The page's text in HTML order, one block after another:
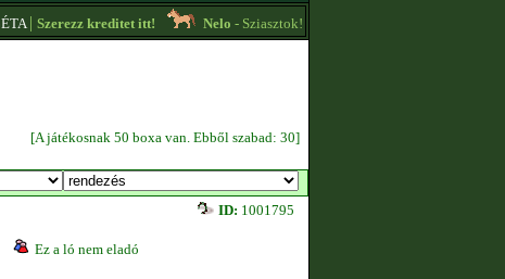
|Szerezz kreditet itt! Nelo- Sziasztok! Level 4-es szintű felszereléseket
[A játékosnak 50 boxa van. Ebből szabad: 30]
ID: 1001795
Ez a ló nem eladó